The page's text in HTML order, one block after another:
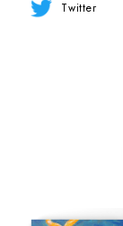
Twitter